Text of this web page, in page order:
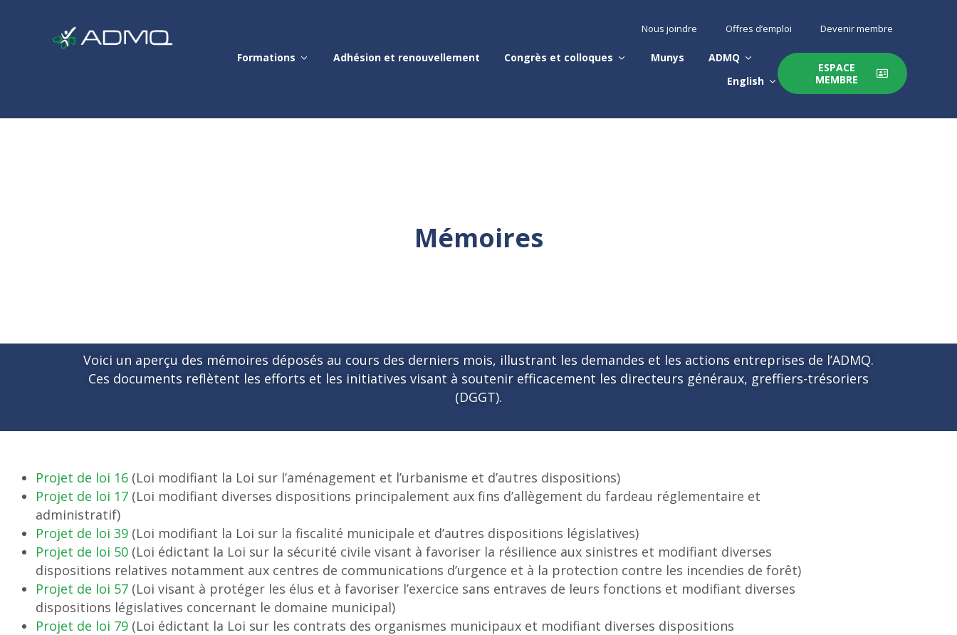
Nous joindre Offres d’emploi Devenir membre
Formations Adhésion et renouvellement Congrès et colloques Munys
ADMQ
English
ESPACE
MEMBRE
Mémoires
Voici un aperçu des mémoires déposés au cours des derniers mois, illustrant les demandes et les actions entreprises de l’ADMQ.
Ces documents reflètent les efforts et les initiatives visant à soutenir efficacement les directeurs généraux, greffiers-trésoriers
(DGGT).
Projet de loi 16 (Loi modifiant la Loi sur l’aménagement et l’urbanisme et d’autres dispositions)
Projet de loi 17 (Loi modifiant diverses dispositions principalement aux fins d’allègement du fardeau réglementaire et
administratif)
Projet de loi 39 (Loi modifiant la Loi sur la fiscalité municipale et d’autres dispositions législatives)
Projet de loi 50 (Loi édictant la Loi sur la sécurité civile visant à favoriser la résilience aux sinistres et modifiant diverses
dispositions relatives notamment aux centres de communications d’urgence et à la protection contre les incendies de forêt)
Projet de loi 57 (Loi visant à protéger les élus et à favoriser l’exercice sans entraves de leurs fonctions et modifiant diverses
dispositions législatives concernant le domaine municipal)
Projet de loi 79 (Loi édictant la Loi sur les contrats des organismes municipaux et modifiant diverses dispositions